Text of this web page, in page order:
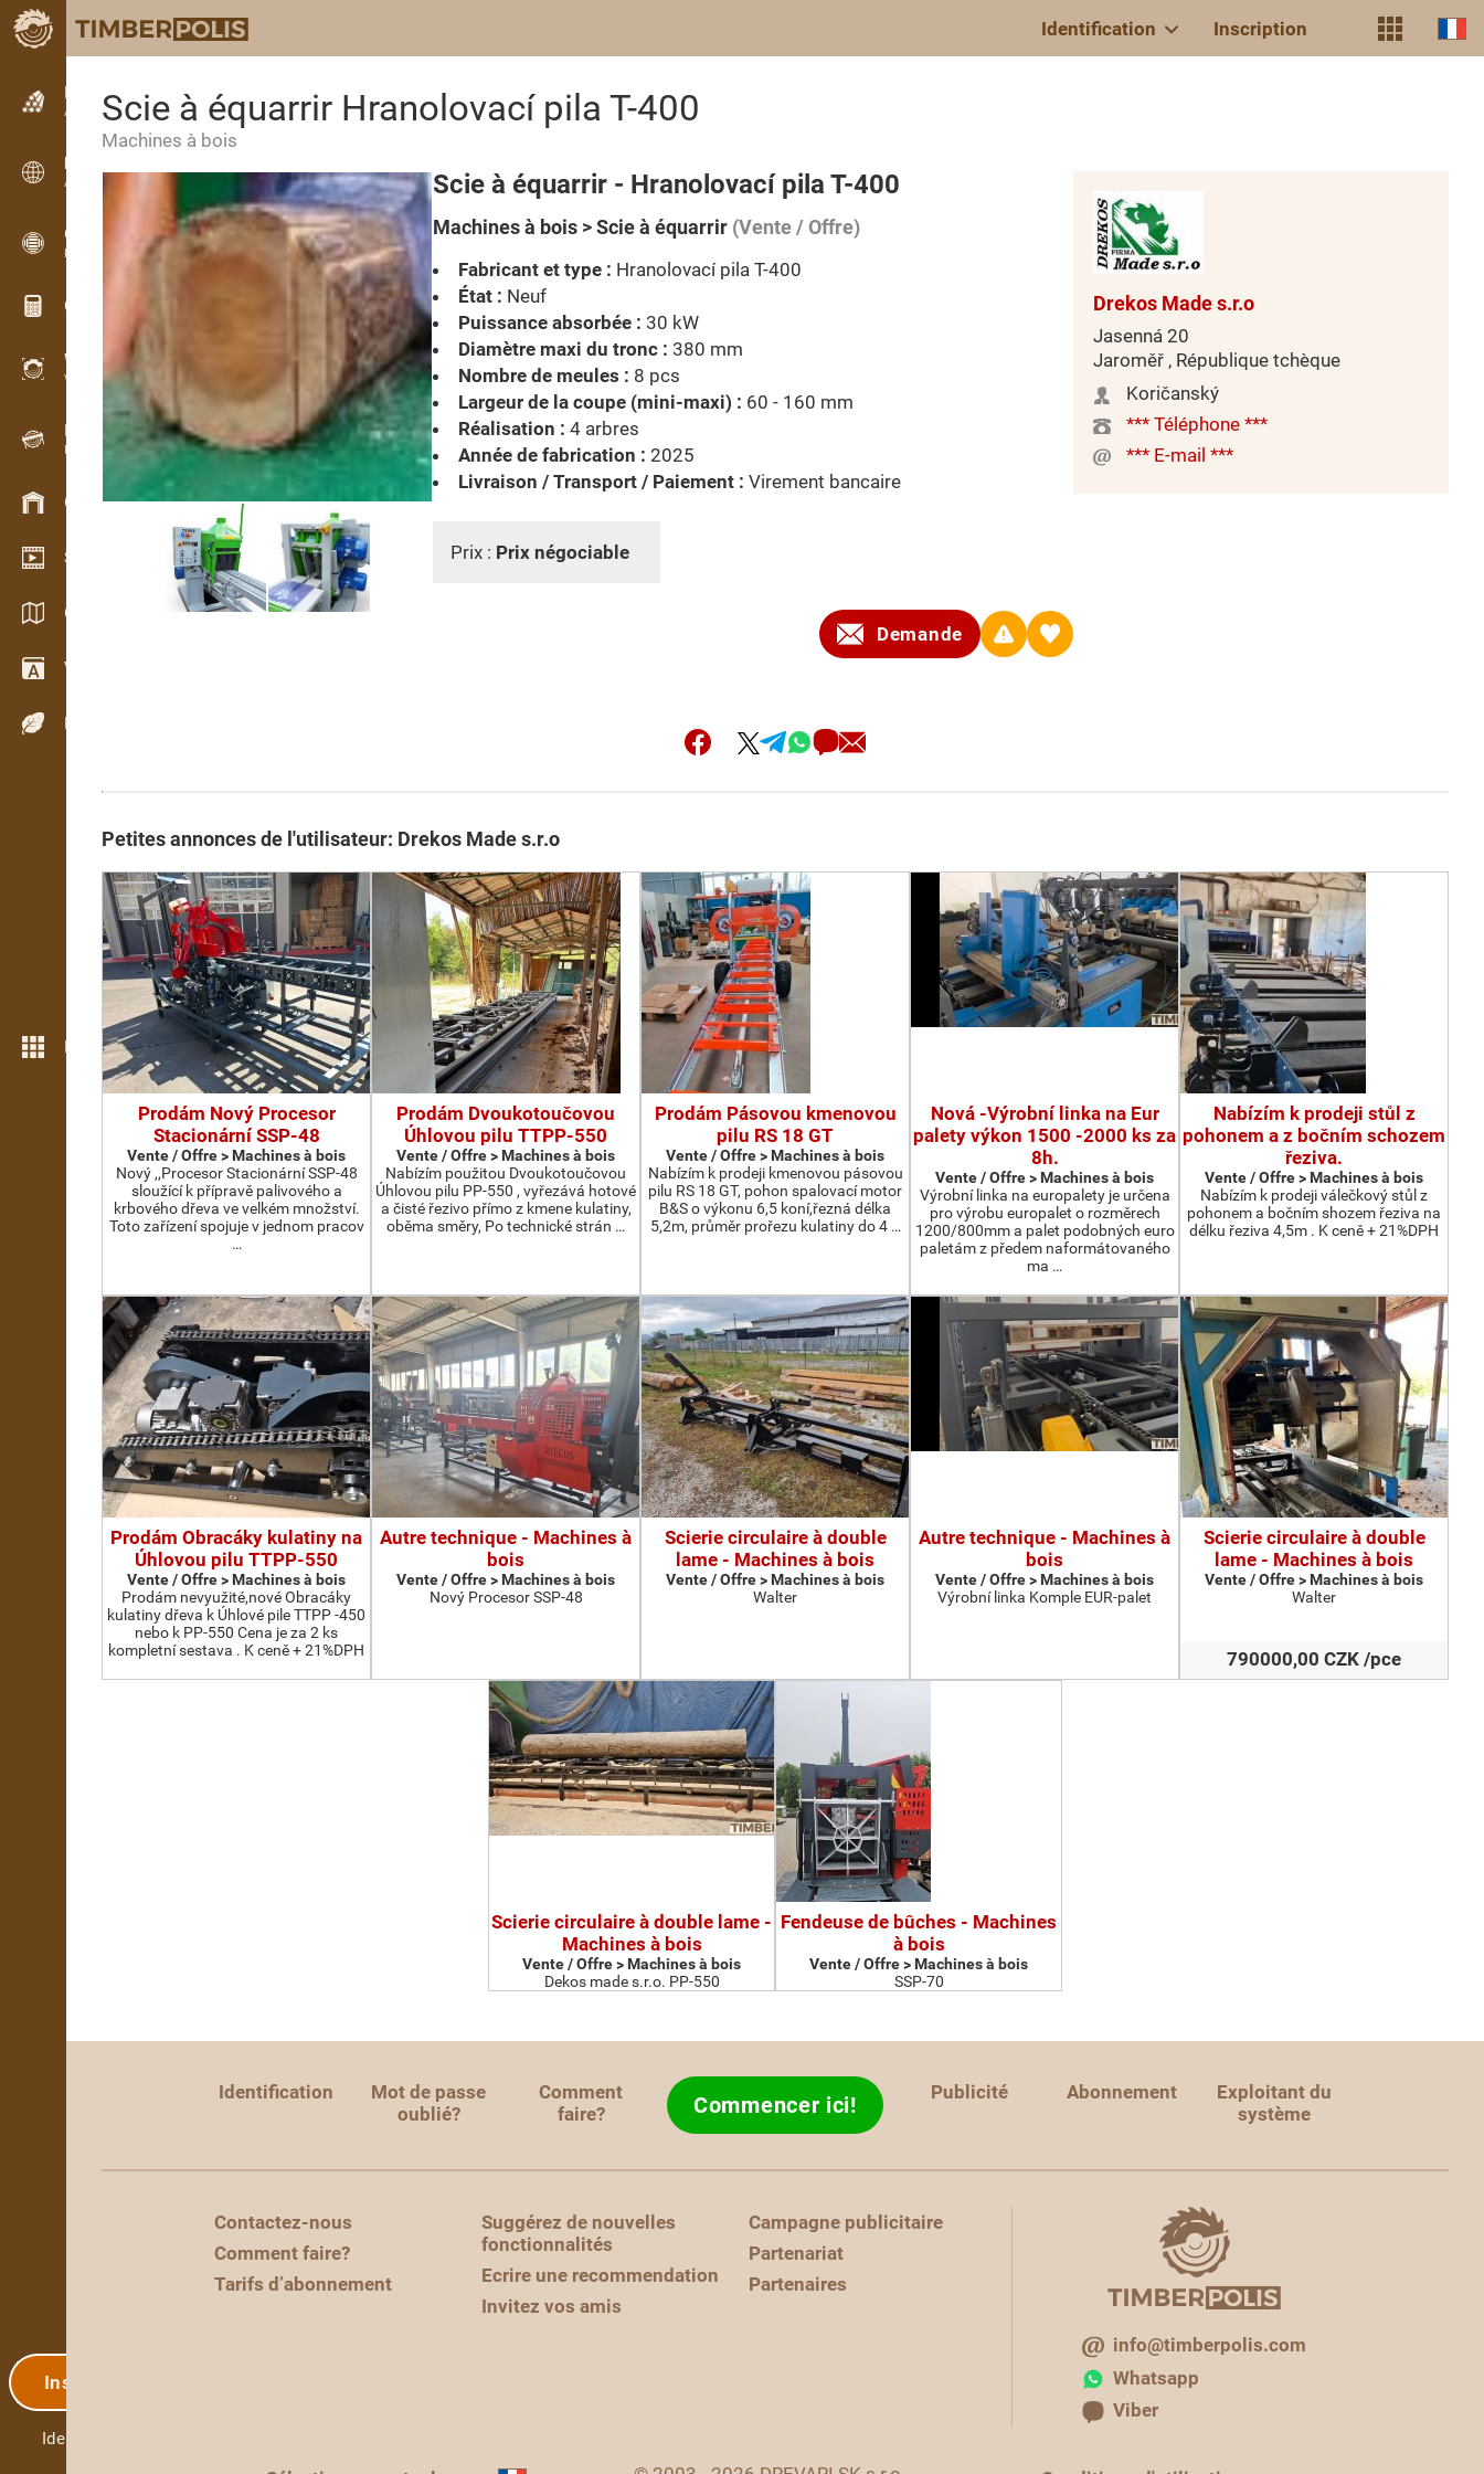
Identification Inscription
Petites annonces
Annonces texte
Petites annonces
Annonces internationales
OPTI-TIMB
Plans de débit
Calculateurs pour le bois
WoodProfi
Volume de bois avec IA
Enregistreur
Inventaire du bois sur le terrain
Gestion du stock
Schowroom vidéo
Catalogues / Brochures
Vocabulaire
Espèces de bois
Plus de fonctions
Inscription
Identification
Scie à équarrir Hranolovací pila T-400
Machines à bois
Scie à équarrir - Hranolovací pila T-400
Machines à bois > Scie à équarrir (Vente / Offre)
Fabricant et type : Hranolovací pila T-400
État : Neuf
Puissance absorbée : 30 kW
Diamètre maxi du tronc : 380 mm
Nombre de meules : 8 pcs
Largeur de la coupe (mini-maxi) : 60 - 160 mm
Réalisation : 4 arbres
Année de fabrication : 2025
Livraison / Transport / Paiement : Virement bancaire
Prix : Prix négociable
Demande
Drekos Made s.r.o
Jasenná 20
Jaroměř , République tchèque
Koričanský
*** Téléphone ***
*** E-mail ***
Petites annonces de l'utilisateur: Drekos Made s.r.o
Prodám Nový Procesor
Stacionární SSP-48
Vente / Offre > Machines à bois
Nový ,,Procesor Stacionární SSP-48
sloužící k přípravě palivového a
krbového dřeva ve velkém množství.
Toto zařízení spojuje v jednom pracov
…
Prodám Dvoukotoučovou
Úhlovou pilu TTPP-550
Vente / Offre > Machines à bois
Nabízím použitou Dvoukotoučovou
Úhlovou pilu PP-550 , vyřezává hotové
a čisté řezivo přímo z kmene kulatiny,
oběma směry, Po technické strán …
Prodám Pásovou kmenovou
pilu RS 18 GT
Vente / Offre > Machines à bois
Nabízím k prodeji kmenovou pásovou
pilu RS 18 GT, pohon spalovací motor
B&S o výkonu 6,5 koní,řezná délka
5,2m, průměr prořezu kulatiny do 4 …
Nová -Výrobní linka na Eur
palety výkon 1500 -2000 ks za
8h.
Vente / Offre > Machines à bois
Výrobní linka na europalety je určena
pro výrobu europalet o rozměrech
1200/800mm a palet podobných euro
paletám z předem naformátovaného
ma …
Nabízím k prodeji stůl z
pohonem a z bočním schozem
řeziva.
Vente / Offre > Machines à bois
Nabízím k prodeji válečkový stůl z
pohonem a bočním shozem řeziva na
délku řeziva 4,5m . K ceně + 21%DPH
Prodám Obracáky kulatiny na
Úhlovou pilu TTPP-550
Vente / Offre > Machines à bois
Prodám nevyužité,nové Obracáky
kulatiny dřeva k Úhlové pile TTPP -450
nebo k PP-550 Cena je za 2 ks
kompletní sestava . K ceně + 21%DPH
Autre technique - Machines à
bois
Vente / Offre > Machines à bois
Nový Procesor SSP-48
Scierie circulaire à double
lame - Machines à bois
Vente / Offre > Machines à bois
Walter
Autre technique - Machines à
bois
Vente / Offre > Machines à bois
Výrobní linka Komple EUR-palet
Scierie circulaire à double
lame - Machines à bois
Vente / Offre > Machines à bois
Walter
790000,00 CZK /pce
Scierie circulaire à double lame -
Machines à bois
Vente / Offre > Machines à bois
Dekos made s.r.o. PP-550
Fendeuse de bûches - Machines
à bois
Vente / Offre > Machines à bois
SSP-70
Identification
Mot de passe
oublié?
Comment
faire?
Commencer ici! Publicité Abonnement
Exploitant du
système
Contactez-nous
Comment faire?
Tarifs d’abonnement
Suggérez de nouvelles
fonctionnalités
Ecrire une recommendation
Invitez vos amis
Campagne publicitaire
Partenariat
Partenaires
info@timberpolis.com
Whatsapp
Viber